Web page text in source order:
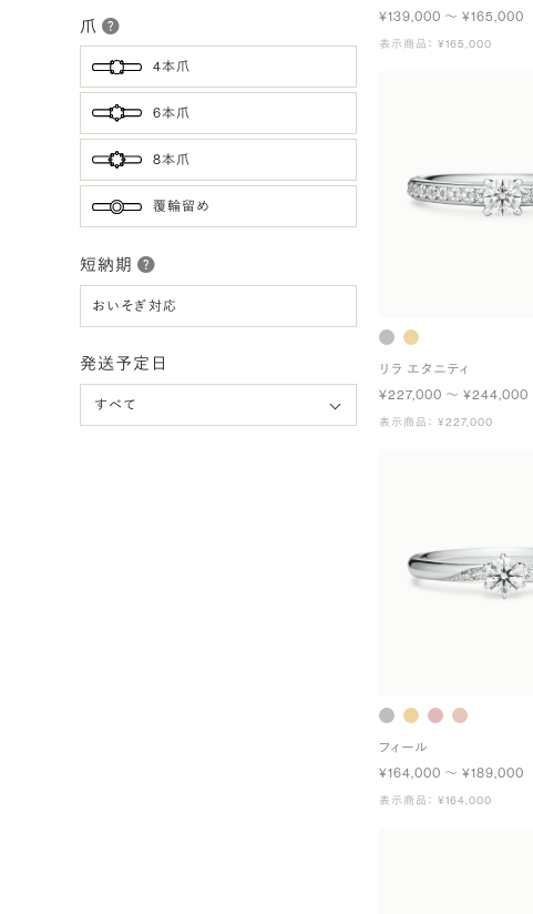
爪
4本爪
6本爪
8本爪
覆輪留め
短納期
おいそぎ対応
発送予定日
¥139,000 〜 ¥165,000
表示商品： ¥165,000
リラ エタニティ
¥227,000 〜 ¥244,000
表示商品： ¥227,000
フィール
¥164,000 〜 ¥189,000
表示商品： ¥164,000